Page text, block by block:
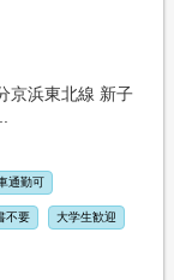
京浜東北線 新子
通勤可
不要 大学生歓迎